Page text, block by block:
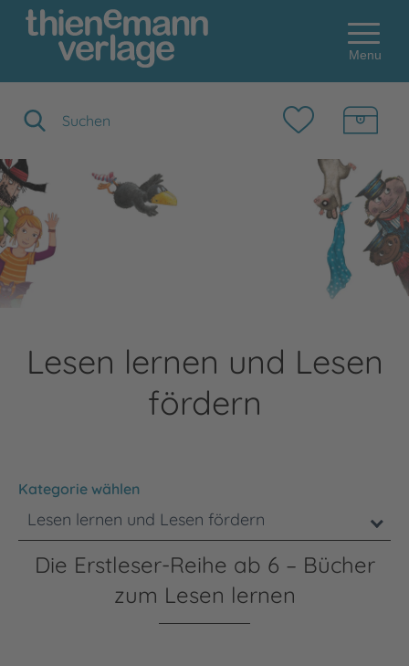
Menu
Lesen lernen und Lesen
fördern
Kategorie wählen
Lesen lernen und Lesen fördern
Die Erstleser-Reihe ab 6 – Bücher
zum Lesen lernen